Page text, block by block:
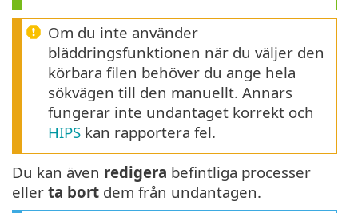
Om du inte använder
bläddringsfunktionen när du väljer den
körbara filen behöver du ange hela
sökvägen till den manuellt. Annars
fungerar inte undantaget korrekt och
HIPS kan rapportera fel.
Du kan även redigera befintliga processer
eller ta bort dem från undantagen.